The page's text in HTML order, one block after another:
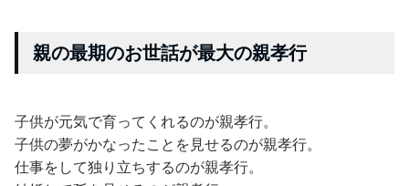
親の最期のお世話が最大の親孝行
子供が元気で育ってくれるのが親孝行。
子供の夢がかなったことを見せるのが親孝行。
仕事をして独り立ちするのが親孝行。